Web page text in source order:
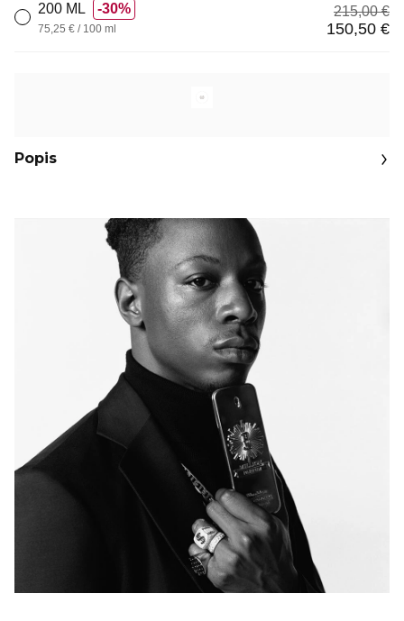
200 ML 30% 215,00 €
150,50 €
75,25 € / 100 ml
Popis